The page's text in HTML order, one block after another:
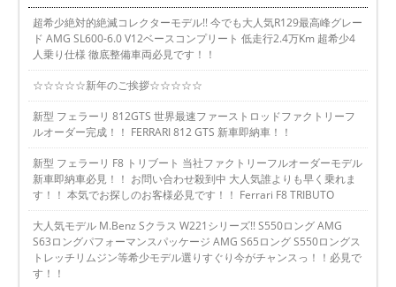
超希少絶対的絶滅コレクターモデル!! 今でも大人気R129最高峰グレー
ド AMG SL600-6.0 V12ベースコンプリート 低走行2.4万Km 超希少4
人乗り仕様 徹底整備車両必見です！！
☆☆☆☆☆新年のご挨拶☆☆☆☆☆
新型 フェラーリ 812GTS 世界最速ファーストロッドファクトリーフ
ルオーダー完成！！ FERRARI 812 GTS 新車即納車！！
新型 フェラーリ F8 トリブート 当社ファクトリーフルオーダーモデル
新車即納車必見！！ お問い合わせ殺到中 大人気誰よりも早く乗れま
す！！ 本気でお探しのお客様必見です！！ Ferrari F8 TRIBUTO
大人気モデル M.Benz Sクラス W221シリーズ!! S550ロング AMG
S63ロングパフォーマンスパッケージ AMG S65ロング S550ロングス
トレッチリムジン等希少モデル選りすぐり今がチャンスっ！！必見で
す！！